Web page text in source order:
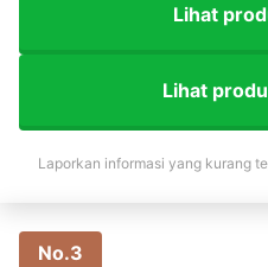
Lihat
Lihat
Laporkan informasi yang kurang
No.3